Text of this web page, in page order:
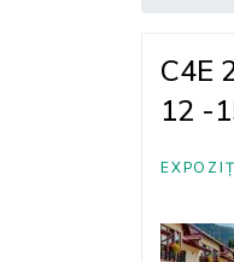
C4E
12 -